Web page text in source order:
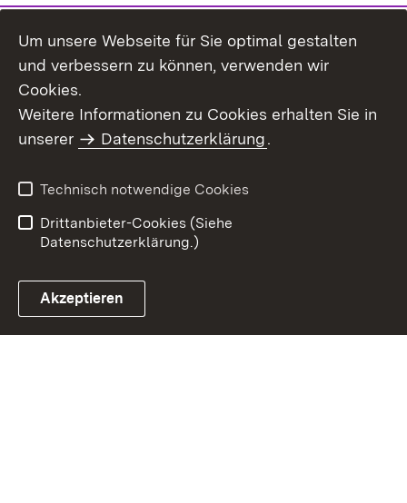
Um unsere Webseite für Sie optimal gestalten
und verbessern zu können, verwenden wir
Cookies.
Weitere Informationen zu Cookies erhalten Sie in
unserer
Datenschutzerklärung.
Technisch notwendige Cookies
Drittanbieter-Cookies (Siehe
Datenschutzerklärung.)
Akzeptieren